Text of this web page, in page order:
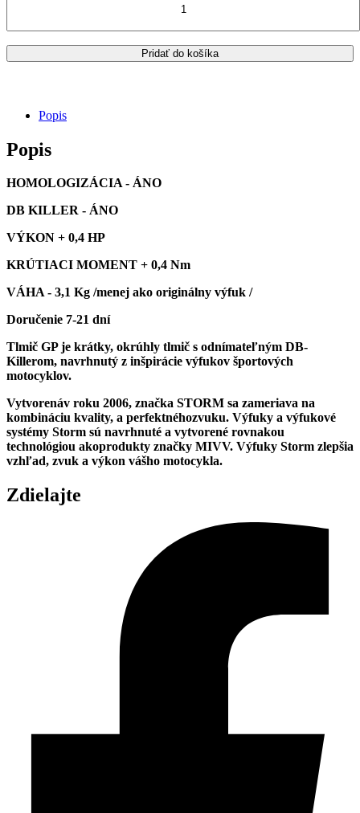
CARBON
END
2013
Pridať do košíka
Popis
Popis
HOMOLOGIZÁCIA - ÁNO
DB KILLER - ÁNO
VÝKON + 0,4 HP
KRÚTIACI MOMENT + 0,4 Nm
VÁHA - 3,1 Kg /menej ako originálny výfuk /
Doručenie 7-21 dní
Tlmič GP je krátky, okrúhly tlmič s odnímateľným DB-
Killerom, navrhnutý z inšpirácie výfukov športových
motocyklov.
Vytvorenáv roku 2006, značka STORM sa zameriava na
kombináciu kvality, a perfektnéhozvuku. Výfuky a výfukové
systémy Storm sú navrhnuté a vytvorené rovnakou
technológiou akoprodukty značky MIVV. Výfuky Storm zlepšia
vzhľad, zvuk a výkon vášho motocykla.
Zdielajte